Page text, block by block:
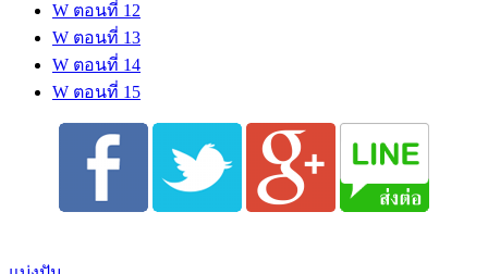
W ตอนที่ 12
W ตอนที่ 13
W ตอนที่ 14
W ตอนที่ 15